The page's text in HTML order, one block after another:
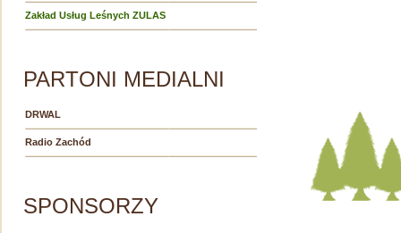
Zakład Usług Leśnych ZULAS
PARTONI MEDIALNI
DRWAL
Radio Zachód
SPONSORZY